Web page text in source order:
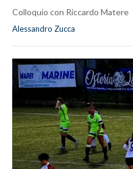
Colloquio con Riccardo Matere
Alessandro Zucca